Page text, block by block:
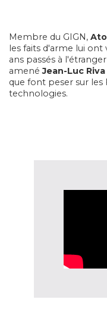
Membre du GIGN,
les faits d'arme lui ont
ans passés à
amenéJean-Luc Riva
que font peser sur les
technologies.